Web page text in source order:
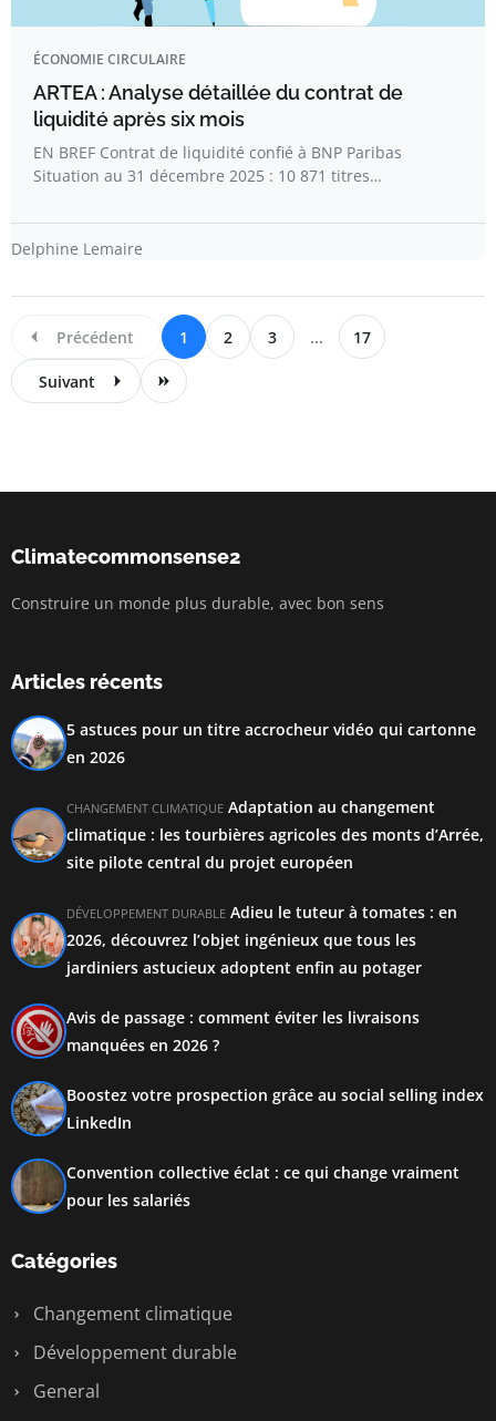
ÉCONOMIE CIRCULAIRE
ARTEA : Analyse détaillée du contrat de
liquidité après six mois
EN BREF Contrat de liquidité confié à BNP Paribas
Situation au 31 décembre 2025 : 10 871 titres…
Delphine Lemaire
Précédent 1 2 3 ... 17
Suivant
Climatecommonsense2
Construire un monde plus durable, avec bon sens
Articles récents
5 astuces pour un titre accrocheur vidéo qui cartonne
en 2026
CHANGEMENT CLIMATIQUE Adaptation au changement
climatique : les tourbières agricoles des monts d’Arrée,
site pilote central du projet européen
DÉVELOPPEMENT DURABLE Adieu le tuteur à tomates : en
2026, découvrez l’objet ingénieux que tous les
jardiniers astucieux adoptent enfin au potager
Avis de passage : comment éviter les livraisons
manquées en 2026 ?
Boostez votre prospection grâce au social selling index
LinkedIn
Convention collective éclat : ce qui change vraiment
pour les salariés
Catégories
Changement climatique
Développement durable
General